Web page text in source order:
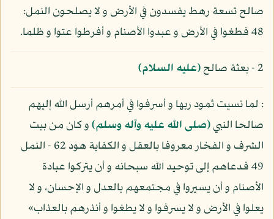
صالح تسعة رهط يفسدون في الأرض و لا يصلحون النمل:
48 فطغوا في الأرض و عبدوا الأصنام و أفرطوا عتوا و ظلما.
2 - بعثة صالح (عليه السلام)
: لما نسيت ثمود ربها و أسرفوا في أمرهم أرسل الله إليهم
صالحا النبي(صلى الله عليه وآله وسلم)و كان من بيت
الشرف و الفخار معروفا بالعقل و الكفاية هود 62 - النمل
49 فدعاهم إلى توحيد الله سبحانه و أن يتركوا عبادة
الأصنام و أن يسيروا في مجتمعهم بالعدل و الإحسان، و لا
يعلوا في الأرض و لا يسرفوا و لا يطغوا و أنذرهم بالعذاب»